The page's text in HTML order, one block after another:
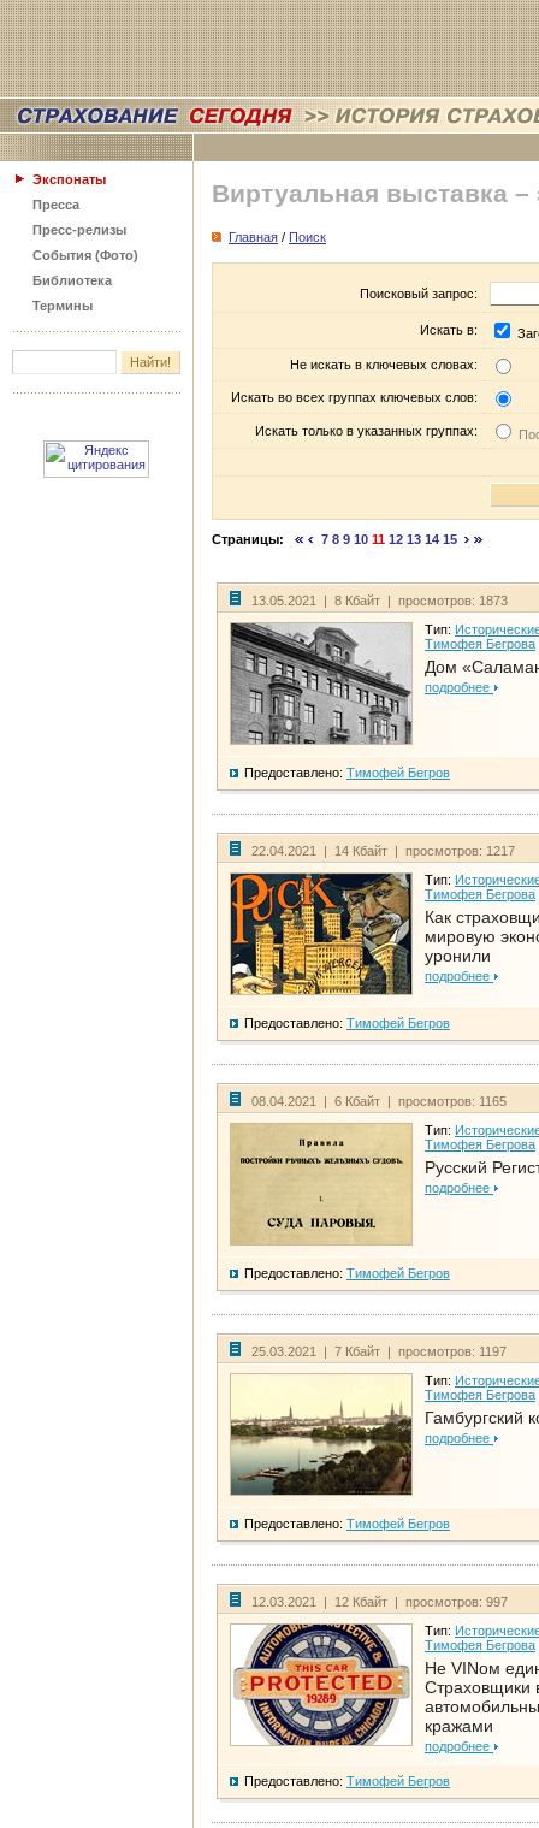
Экспонаты
Пресса
Пресс-релизы
События (Фото)
Библиотека
Термины
Виртуальная выставка –
Главная / Поиск
Поисковый запрос:
Искать в:
Не искать в ключевых словах:
Искать во всех группах ключевых слов:
Искать только в указанных группах:
Страницы: 7 8 9 10 11 12 13 14 15
13.05.2021 | 8 Кбайт | просмотров: 1873
Тип:
Тимофея Бегрова
Дом
подробнее
Предоставлено: Тимофей Бегров
22.04.2021 | 14 Кбайт | просмотров: 1217
Тип:
Тимофея Бегрова
Как
мировую
уронили
подробнее
Предоставлено: Тимофей Бегров
08.04.2021 | 6 Кбайт | просмотров: 1165
Тип:
Тимофея Бегрова
Русский
подробнее
Предоставлено: Тимофей Бегров
25.03.2021 | 7 Кбайт | просмотров: 1197
Тип:
Тимофея Бегрова
Гамбургский
подробнее
Предоставлено: Тимофей Бегров
12.03.2021 | 12 Кбайт | просмотров: 997
Тип:
Тимофея Бегрова
Не VINом
Страховщики
кражами
подробнее
Предоставлено: Тимофей Бегров